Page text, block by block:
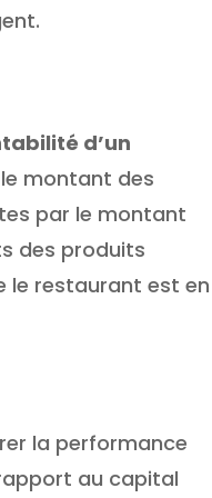
d’un
montant des
par le montant
des produits
le restaurant est en
la performance
au capital